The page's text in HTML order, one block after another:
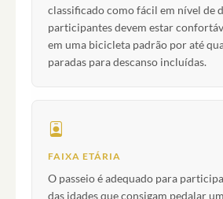
classificado como fácil em nível de
participantes devem estar
em uma bicicleta padrão por até
paradas para descanso incluídas.
FAIXA ETÁRIA
O passeio é adequado para
das idades que consigam pedalar